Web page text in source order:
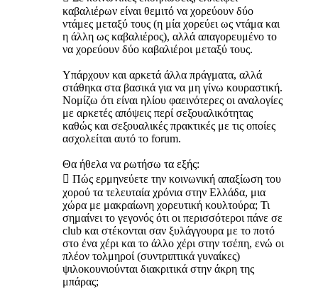
καβαλιέρων είναι θεμιτό να χορεύουν δύο
ντάμες μεταξύ τους (η μία χορεύει ως ντάμα και
η άλλη ως καβαλιέρος), αλλά απαγορευμένο το
να χορεύουν δύο καβαλιέροι μεταξύ τους.
Υπάρχουν και αρκετά άλλα πράγματα, αλλά
στάθηκα στα βασικά για να μη γίνω κουραστική.
Νομίζω ότι είναι ηλίου φαεινότερες οι αναλογίες
με αρκετές απόψεις περί σεξουαλικότητας
καθώς και σεξουαλικές πρακτικές με τις οποίες
ασχολείται αυτό το forum.
Θα ήθελα να ρωτήσω τα εξής:
 Πώς ερμηνεύετε την κοινωνική απαξίωση του
χορού τα τελευταία χρόνια στην Ελλάδα, μια
χώρα με μακραίωνη χορευτική κουλτούρα; Τι
σημαίνει το γεγονός ότι οι περισσότεροι πάνε σε
club και στέκονται σαν ξυλάγγουρα με το ποτό
στο ένα χέρι και το άλλο χέρι στην τσέπη, ενώ οι
πλέον τολμηροί (συντριπτικά γυναίκες)
ψιλοκουνιούνται διακριτικά στην άκρη της
μπάρας;